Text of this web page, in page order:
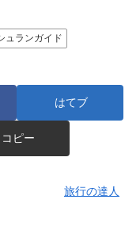
ュランガイド
はてブ
コピー
旅行の達人